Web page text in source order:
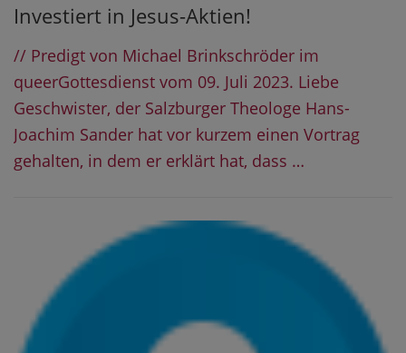
Investiert in Jesus-Aktien!
// Predigt von Michael Brinkschröder im
queerGottesdienst vom 09. Juli 2023. Liebe
Geschwister, der Salzburger Theologe Hans-
Joachim Sander hat vor kurzem einen Vortrag
gehalten, in dem er erklärt hat, dass …